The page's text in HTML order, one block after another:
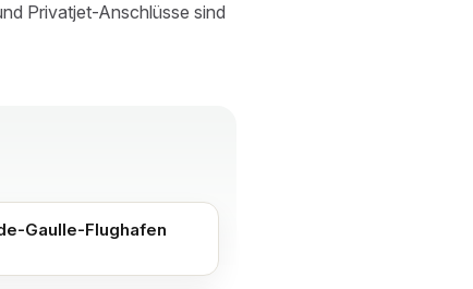
Privatjet-Anschlüsse sind
Gaulle-Flughafen